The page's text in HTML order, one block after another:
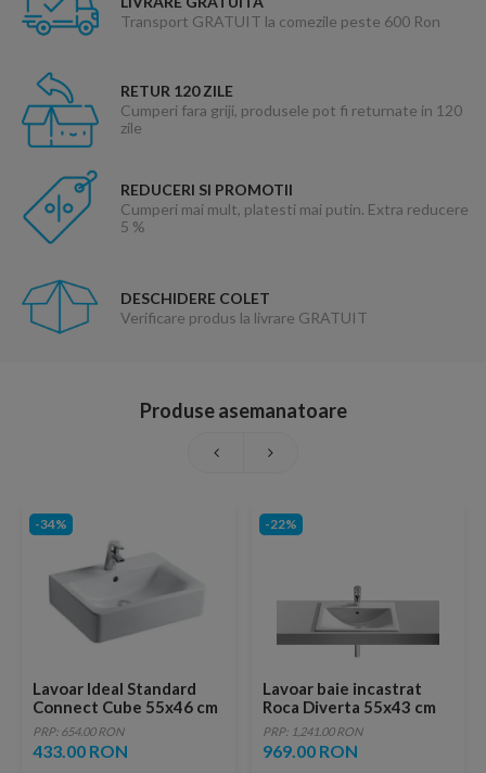
Transport GRATUIT la comezile peste 600 Ron
RETUR 120 ZILE
Cumperi fara griji, produsele pot fi returnate in 120
zile
REDUCERI SI PROMOTII
Cumperi mai mult, platesti mai putin. Extra reducere
5 %
DESCHIDERE COLET
Verificare produs la livrare GRATUIT
Produse asemanatoare
-34%
Lavoar Ideal Standard
Connect Cube 55x46 cm
PRP: 654.00 RON
433.00 RON
-22%
Lavoar baie incastrat
Roca Diverta 55x43 cm
PRP: 1,241.00 RON
969.00 RON